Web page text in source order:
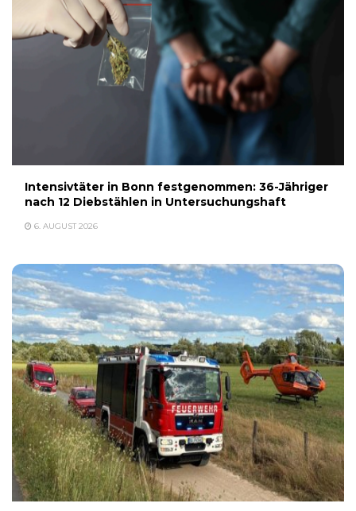
Intensivtäter in Bonn festgenommen: 36-Jähriger
nach 12 Diebstählen in Untersuchungshaft
6. AUGUST 2026